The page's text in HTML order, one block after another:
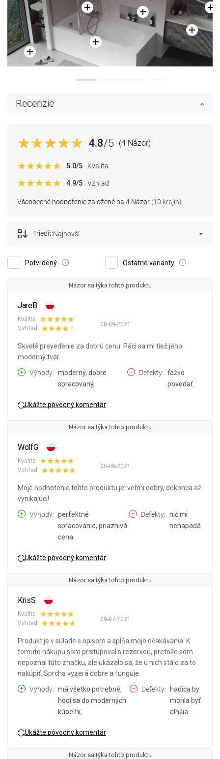
Recenzie
4.8/5 (4 Názor)
Všeobecné hodnotenie založené na 4 Názor (10 krajín)
5.0/5 Kvalita
4.9/5 Vzhľad
Potvrdený Ostatné varianty
Triediť:Najnovší
Názor sa týka tohto produktu
JareB
08-09-2021
Kvalita:
Vzhľad:
Skvelé prevedenie za dobrú cenu. Páči sa mi tiež jeho
moderný tvar.
Výhody
moderný, dobre
spracovaný,
Defekty
ťažko
povedať.
Ukážte pôvodný komentár
Názor sa týka tohto produktu
WolfG
05-08-2021
Kvalita:
Vzhľad:
Moje hodnotenie tohto produktu je: veľmi dobrý, dokonca až
vynikajúci!
Výhody
perfektné
spracovanie, priaznivá
cena.
Defekty
nič mi
nenapadá.
Ukážte pôvodný komentár
Názor sa týka tohto produktu
KrisS
29-07-2021
Kvalita:
Vzhľad:
Produkt je v súlade s opisom a spĺňa moje očakávania. K
tomuto nákupu som pristupoval s rezervou, pretože som
nepoznal túto značku, ale ukázalo sa, že u nich stálo za to
nakúpiť. Sprcha vyzerá dobre a funguje.
Výhody
má všetko potrebné,
hodí sa do moderných
kúpeľní,
Defekty
hadica by
mohla byť
dlhšia.
Ukážte pôvodný komentár
Názor sa týka tohto produktu